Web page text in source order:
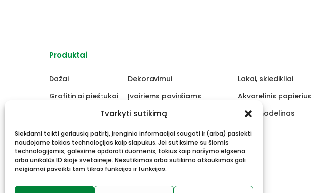
Tvarkyti sutikimą
Siekdami teikti geriausią patirtį, įrenginio informacijai saugoti ir (arba) pasiekti
naudojame tokias technologijas kaip slapukus. Jei sutiksime su šiomis
technologijomis, galėsime apdoroti duomenis, tokius kaip naršymo elgsena
arba unikalūs ID šioje svetainėje. Nesutikimas arba sutikimo atšaukimas gali
neigiamai paveikti tam tikras funkcijas ir funkcijas.
Produktai
Dažai Dekoravimui
Lakai, skiedikliai
Grafitiniai pieštukai
Įvairiems paviršiams
Akvarelinis popierius
Keramikams ir skulptoriams
FIMO modelinas
Drobės, porėmiai
Mokyklinės ir biuro prekės
Vokai
Rėmai ir rėminimas
Dovanos, Dovanų čekiai